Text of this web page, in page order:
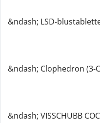
&ndash; LSD-
&ndash; Clophedron (3-
&ndash; VISSCHUBB